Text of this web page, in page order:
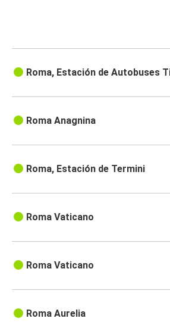
Roma, Estación de Autobuses
Roma Anagnina
Roma, Estación de Termini
Roma Vaticano
Roma Vaticano
Roma Aurelia